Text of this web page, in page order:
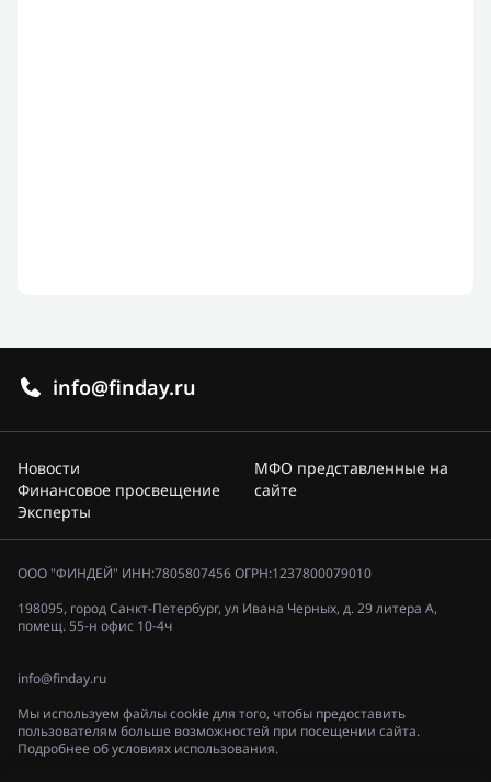
info@finday.ru
Новости
Финансовое просвещение
Эксперты
МФО представленные на
сайте
ООО "ФИНДЕЙ" ИНН:7805807456 ОГРН:1237800079010
198095, город Санкт-Петербург, ул Ивана Черных, д. 29 литера А,
помещ. 55-н офис 10-4ч
info@finday.ru
Мы используем файлы cookie для того, чтобы предоставить
пользователям больше возможностей при посещении сайта.
Подробнее об условиях использования.